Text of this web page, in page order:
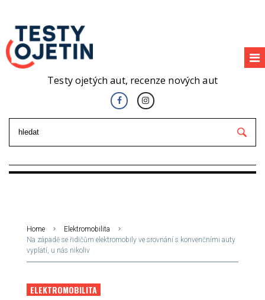
Testy ojetých aut, recenze nových aut
Home
Elektromobilita
Na západě se řidičům elektromobily ve srovnání s konvenčními auty
vyplatí, u nás nikoliv
ELEKTROMOBILITA